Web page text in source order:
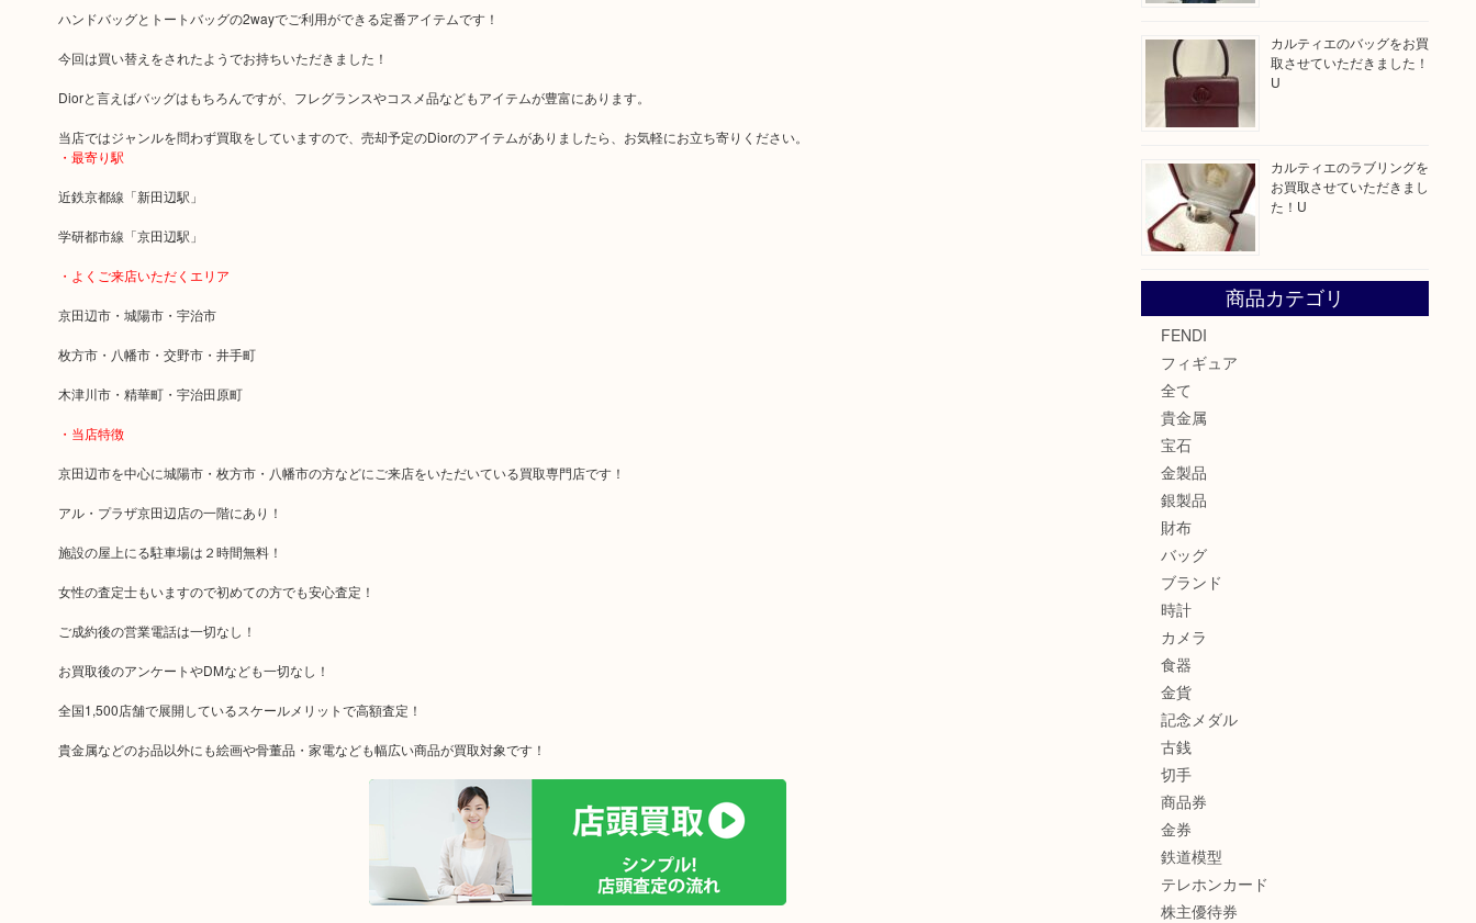
ハンドバッグとトートバッグの2wayでご利用ができる定番アイテムです！
今回は買い替えをされたようでお持ちいただきました！
Diorと言えばバッグはもちろんですが、フレグランスやコスメ品などもアイテムが豊富にあります。
当店ではジャンルを問わず買取をしていますので、売却予定のDiorのアイテムがありましたら、お気軽にお立ち寄りください。
・最寄り駅
近鉄京都線「新田辺駅」
学研都市線「京田辺駅」
・よくご来店いただくエリア
京田辺市・城陽市・宇治市
枚方市・八幡市・交野市・井手町
木津川市・精華町・宇治田原町
・当店特徴
京田辺市を中心に城陽市・枚方市・八幡市の方などにご来店をいただいている買取専門店です！
アル・プラザ京田辺店の一階にあり！
施設の屋上にる駐車場は２時間無料！
女性の査定士もいますので初めての方でも安心査定！
ご成約後の営業電話は一切なし！
お買取後のアンケートやDMなども一切なし！
全国1,500店舗で展開しているスケールメリットで高額査定！
貴金属などのお品以外にも絵画や骨董品・家電なども幅広い商品が買取対象です！
カルティエのバッグをお買
取させていただきました！
U
カルティエのラブリングを
お買取させていただきまし
た！U
商品カテゴリ
FENDI
フィギュア
全て
貴金属
宝石
金製品
銀製品
財布
バッグ
ブランド
時計
カメラ
食器
金貨
記念メダル
古銭
切手
商品券
金券
鉄道模型
テレホンカード
株主優待券